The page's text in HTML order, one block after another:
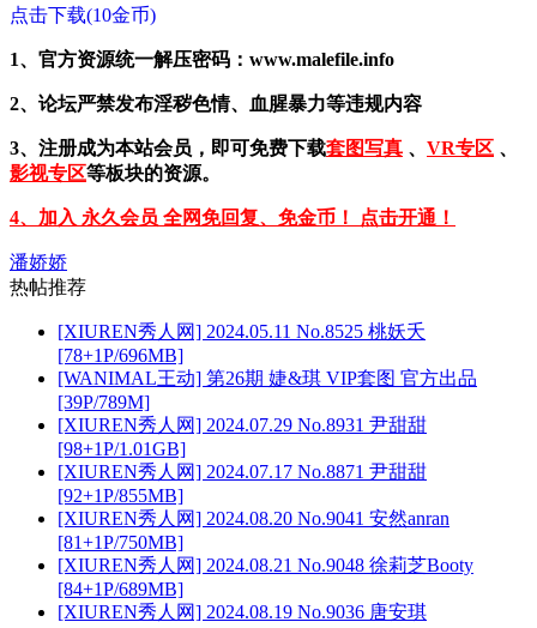
点击下载(10金币)
1、官方资源统一解压密码：www.malefile.info
2、论坛严禁发布淫秽色情、血腥暴力等违规内容
3、注册成为本站会员，即可免费下载套图写真 、 VR专区 、
影视专区等板块的资源。
4、加入 永久会员 全网免回复、免金币！ 点击开通！
潘娇娇
热帖推荐
[XIUREN秀人网] 2024.05.11 No.8525 桃妖夭
[78+1P/696MB]
[WANIMAL王动] 第26期 婕&琪 VIP套图 官方出品
[39P/789M]
[XIUREN秀人网] 2024.07.29 No.8931 尹甜甜
[98+1P/1.01GB]
[XIUREN秀人网] 2024.07.17 No.8871 尹甜甜
[92+1P/855MB]
[XIUREN秀人网] 2024.08.20 No.9041 安然anran
[81+1P/750MB]
[XIUREN秀人网] 2024.08.21 No.9048 徐莉芝Booty
[84+1P/689MB]
[XIUREN秀人网] 2024.08.19 No.9036 唐安琪